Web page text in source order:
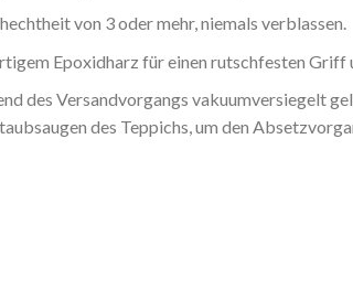
von 3 oder mehr, niemals verblassen.
Epoxidharz für einen rutschfesten Griff
des Versandvorgangs vakuumversiegelt
des Teppichs, um den